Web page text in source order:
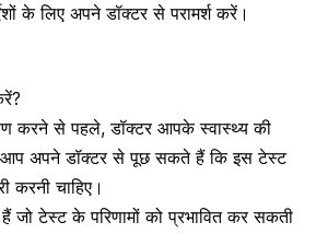
के लिए अपने डॉक्टर से परामर्श करें।
करने से पहले, डॉक्टर आपके स्वास्थ्य की
अपने डॉक्टर से पूछ सकते हैं कि इस टेस्ट
करनी चाहिए।
जो टेस्ट के परिणामों को प्रभावित कर सकती